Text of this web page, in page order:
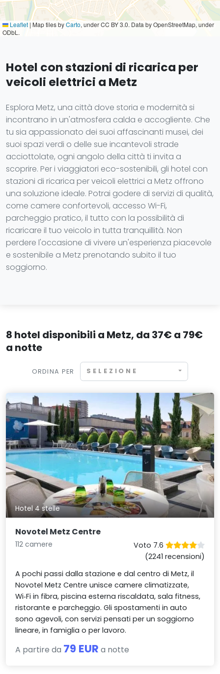
Leaflet | Map tiles byCarto, under CC BY 3.0. Data by OpenStreetMap, under
ODbL.
Hotel con stazioni di ricarica per
veicoli elettrici a Metz
Esplora Metz, una città dove storia e modernità si
incontrano in un'atmosfera calda e accogliente. Che
tu sia appassionato dei suoi affascinanti musei, dei
suoi spazi verdi o delle sue incantevoli strade
acciottolate, ogni angolo della città ti invita a
scoprire. Per i viaggiatori eco-sostenibili, gli hotel con
stazioni di ricarica per veicoli elettrici a Metz offrono
una soluzione ideale. Potrai godere di servizi di qualità,
come camere confortevoli, accesso Wi-Fi,
parcheggio pratico, il tutto con la possibilità di
ricaricare il tuo veicolo in tutta tranquillità. Non
perdere l'occasione di vivere un'esperienza piacevole
e sostenibile a Metz prenotando subito il tuo
soggiorno.
8 hotel disponibili a Metz, da 37€ a 79€
a notte
ORDINA PER SELEZIONE
Hotel 4 stelle
Novotel Metz Centre
112 camere
Voto 7.6
(2241 recensioni)
A pochi passi dalla stazione e dal centro di Metz, il
Novotel Metz Centre unisce camere climatizzate,
Wi‑Fi in fibra, piscina esterna riscaldata, sala fitness,
ristorante e parcheggio. Gli spostamenti in auto
sono agevoli, con servizi pensati per un soggiorno
lineare, in famiglia o per lavoro.
A partire da 79 EUR a notte